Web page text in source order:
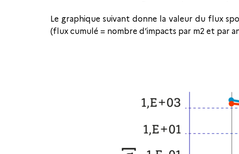
Le graphique suivant donne la valeur du flux
(flux cumulé = nombre d’impacts par m2 et par